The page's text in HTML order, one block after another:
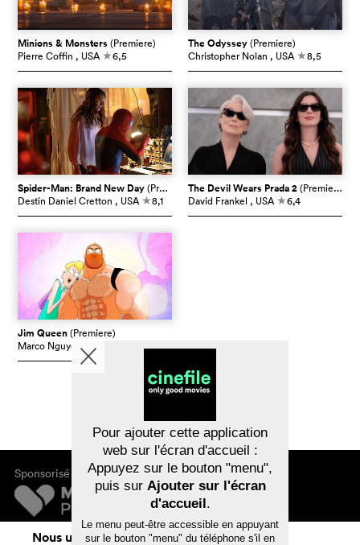
Minions & Monsters (Premiere)
Pierre Coffin , USA c6,5
The Odyssey(Premiere)
Christopher Nolan , USA c8,5
Spider-Man: Brand New Day(Premiere)
Destin Daniel Cretton , USA c8,1
The Devil Wears Prada 2(Premiere)
David Frankel , USA c6,4
Jim Queen(Premiere)
Marco Nguyen
, France 7,6
Sponsorisé par
Mentions légales
Nous utilisons des cookies. En naviguant
Pour ajouter cette application
web sur l'écran d'accueil :
Appuyez sur le bouton "menu",
puis sur Ajouter sur l'écran
d'accueil.
Le menu peut-être accessible en appuyant
sur le bouton "menu" du téléphone s'il en